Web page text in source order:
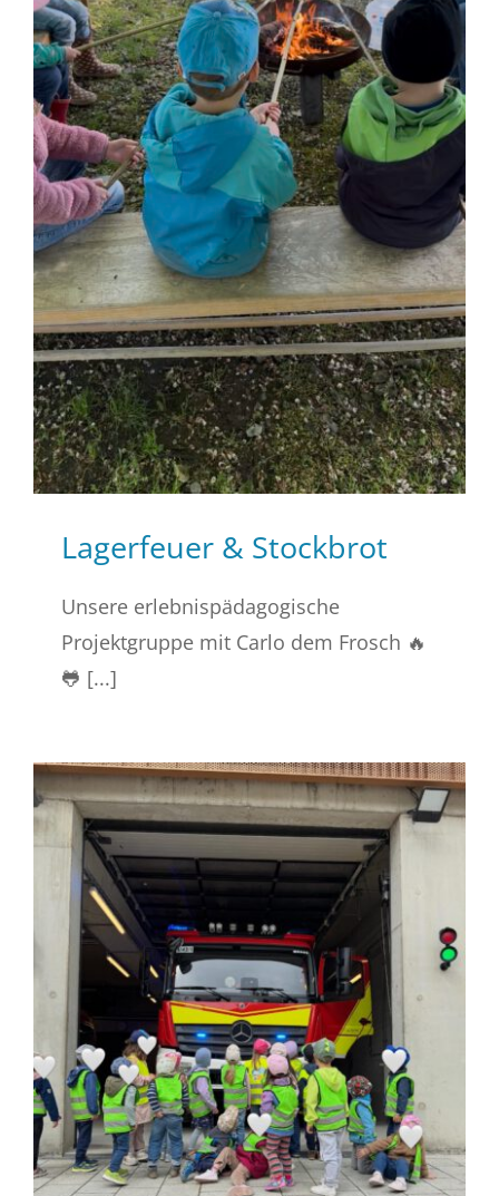
Lagerfeuer & Stockbrot
Unsere erlebnispädagogische
Projektgruppe mit Carlo dem Frosch 🔥
🐸 [...]